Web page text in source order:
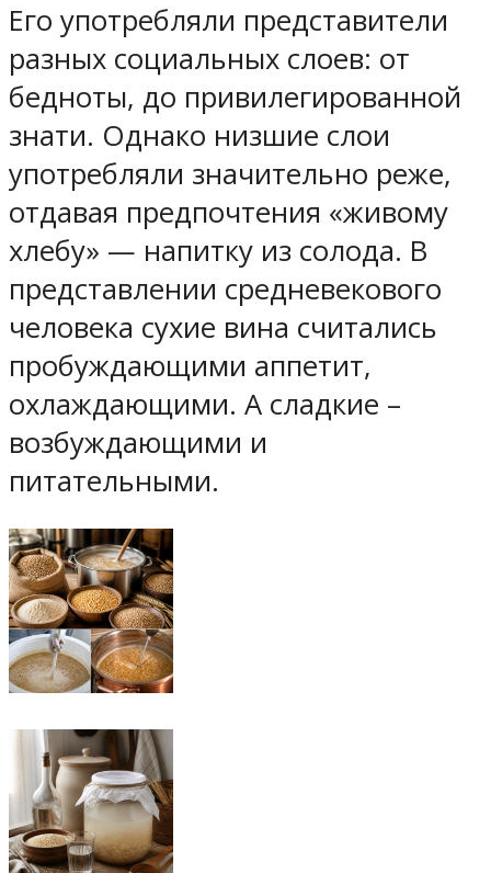
Его употребляли представители
разных социальных слоев: от
бедноты, до привилегированной
знати. Однако низшие слои
употребляли значительно реже,
отдавая предпочтения «живому
хлебу» — напитку из солода. В
представлении средневекового
человека сухие вина считались
пробуждающими аппетит,
охлаждающими. А сладкие –
возбуждающими и
питательными.